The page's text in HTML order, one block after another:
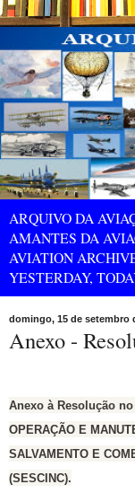
ARQUIVO DA
AMANTES DA
AVIATION
YESTERDAY,
domingo, 15 de setembro
Anexo -
Anexo à Resolução
OPERAÇÃO E
SALVAMENTO E
(SESCINC).